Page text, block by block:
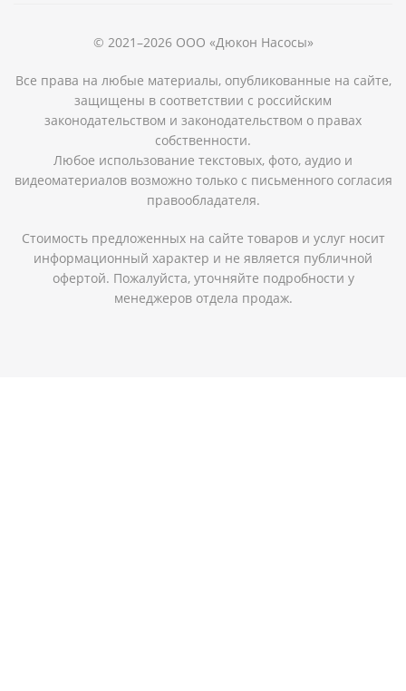
© 2021–2026 ООО «Дюкон Насосы»
Все права на любые материалы, опубликованные на сайте,
защищены в соответствии с российским
законодательством и законодательством о правах
собственности.
Любое использование текстовых, фото, аудио и
видеоматериалов возможно только с письменного согласия
правообладателя.
Стоимость предложенных на сайте товаров и услуг носит
информационный характер и не является публичной
офертой. Пожалуйста, уточняйте подробности у
менеджеров отдела продаж.